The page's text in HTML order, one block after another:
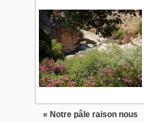
« Notre pâle raison nous